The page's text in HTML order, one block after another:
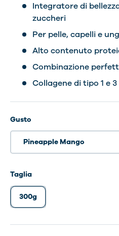
Integratore di
zuccheri
Per pelle, capelli e
Alto contenuto
Combinazione
Collagene di tipo 1 e 3
Gusto
Pineapple Mango
Taglia
300g